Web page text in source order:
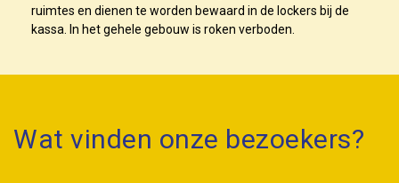
ruimtes en dienen te worden bewaard in de lockers bij de
kassa. In het gehele gebouw is roken verboden.
Wat vinden onze bezoekers?